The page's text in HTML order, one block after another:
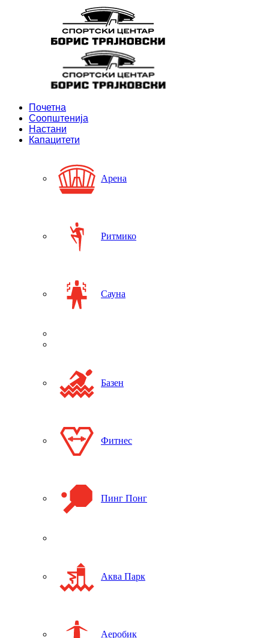
Почетна
Соопштенија
Настани
Капацитети
Арена
Ритмико
Сауна
Базен
Фитнес
Пинг Понг
Аква Парк
Аеробик